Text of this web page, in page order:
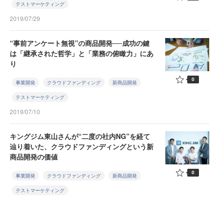
テストマーケティング
2019/07/29
“事前アンケート無視”の商品開発──成功の鍵
は「継承された哲学」と「業務の俯瞰力」にあ
り
事業開発 クラウドファンディング 新商品開発
テストマーケティング
2019/07/10
0
キングジム東山さんが“二度の社内NG”を経て
辿り着いた、クラウドファンディングという新
商品開発の価値
事業開発 クラウドファンディング 新商品開発
テストマーケティング
0